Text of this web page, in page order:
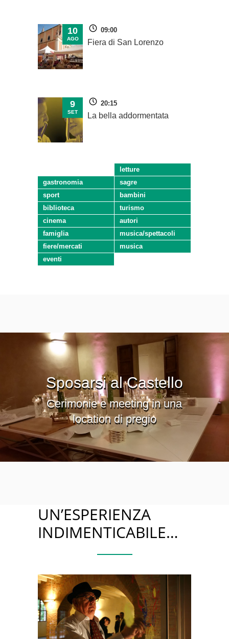
10
AGO
09:00
Fiera di San Lorenzo
9
SET
20:15
La bella addormentata
letture
gastronomia
sagre
sport
bambini
biblioteca
turismo
cinema
autori
famiglia
musica/spettacoli
fiere/mercati
musica
eventi
Sposarsi al Castello
Cerimonie e meeting in una
location di pregio
UN’ESPERIENZA
INDIMENTICABILE…